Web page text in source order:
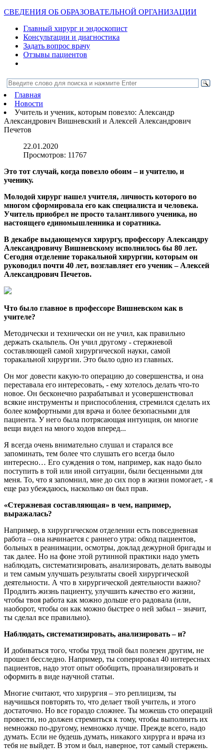
СВЕДЕНИЯ ОБ ОБРАЗОВАТЕЛЬНОЙ ОРГАНИЗАЦИИ
Главный хирург и эндоскопист
Консультации и диагностика
Задать вопрос врачу
Отзывы пациентов
Главная
Новости
Учитель и ученик, которым повезло: Александр
Александрович Вишневский и Алексей Александрович
Печетов
22.01.2020
Просмотров: 11767
Это тот случай, когда повезло обоим – и учителю, и
ученику.
Молодой хирург нашел учителя, личность которого во
многом сформировала его как специалиста и человека.
Учитель приобрел не просто талантливого ученика, но
настоящего единомышленника и соратника.
В декабре выдающемуся хирургу, профессору Александру
Александровичу Вишневскому исполнилось бы 80 лет.
Сегодня отделение торакальной хирургии, которым он
руководил почти 40 лет, возглавляет его ученик – Алексей
Александрович Печетов.
Что было главное в профессоре Вишневском как в
учителе?
Методически и технически он не учил, как правильно
держать скальпель. Он учил другому - стержневой
составляющей самой хирургической науки, самой
торакальной хирургии. Это было одно из главных.
Он мог довести какую-то операцию до совершенства, и она
переставала его интересовать, - ему хотелось делать что-то
новое. Он бесконечно разрабатывал и усовершенствовал
всякие инструменты и приспособления, стремился сделать их
более комфортными для врача и более безопасными для
пациента. У него была потрясающая интуиция, он многие
вещи видел на много ходов вперед...
Я всегда очень внимательно слушал и старался все
запоминать, тем более что слушать его всегда было
интересно… Его суждения о том, например, как надо было
поступить в той или иной ситуации, были бесценными для
меня. То, что я запомнил, мне до сих пор в жизни помогает, - я
еще раз убеждаюсь, насколько он был прав.
«Стержневая составляющая» в чем, например,
выражалась?
Например, в хирургическом отделении есть повседневная
работа – она начинается с раннего утра: обход пациентов,
больных в реанимации, осмотры, доклад дежурной бригады и
так далее. Но на фоне этой рутинной практики надо уметь
наблюдать, систематизировать, анализировать, делать выводы
и тем самым улучшать результаты своей хирургической
деятельности. А что в хирургической деятельности важно?
Продлить жизнь пациенту, улучшить качество его жизни,
чтобы твоя работа как можно дольше его радовала (или,
наоборот, чтобы он как можно быстрее о ней забыл – значит,
ты сделал все правильно).
Наблюдать, систематизировать, анализировать – и?
И добиваться того, чтобы труд твой был полезен другим, не
прошел бесследно. Например, ты соперировал 40 интересных
пациентов, надо этот опыт обобщить, проанализировать и
оформить в виде научной статьи.
Многие считают, что хирургия – это реплицизм, ты
научишься повторять то, что делает твой учитель, и этого
достаточно. Но все гораздо сложнее. Ты можешь сто операций
провести, но должен стремиться к тому, чтобы выполнить их
немножко по-другому, немножко лучше. Прежде всего, надо
думать. Если не будешь думать, никакого хирурга и врача из
тебя не выйдет. В этом и был, наверное, тот самый стержень.